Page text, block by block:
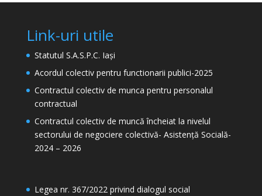
Link-uri utile
Statutul S.A.S.P.C. Iași
Acordul colectiv pentru functionarii publici-2025
Contractul colectiv de munca pentru personalul
contractual
Contractul colectiv de muncă încheiat la nivelul
sectorului de negociere colectivă- Asistență Socială-
2024 – 2026
Legea nr. 367/2022 privind dialogul social